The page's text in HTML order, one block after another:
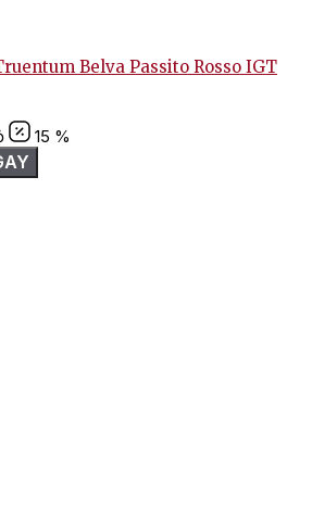
Belva Passito Rosso IGT
15 %